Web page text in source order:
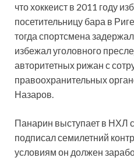
что хоккеист в 2011 году
посетительницу бара в
тогда спортсмена
избежал уголовного
авторитетных рижан с
правоохранительных
Назаров.
Панарин выступает в НХЛ
подписал семилетний
условиям он должен